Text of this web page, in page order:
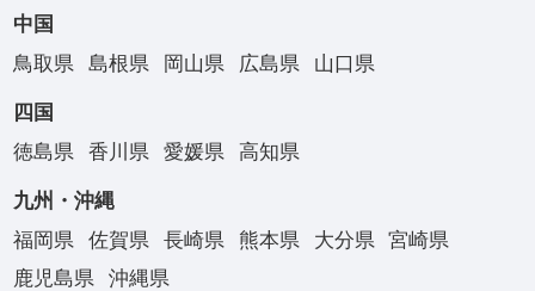
中国
鳥取県
島根県 岡山県 広島県 山口県
四国
徳島県
香川県 愛媛県 高知県
九州・沖縄
福岡県
佐賀県 長崎県 熊本県 大分県
宮崎県
鹿児島県
沖縄県